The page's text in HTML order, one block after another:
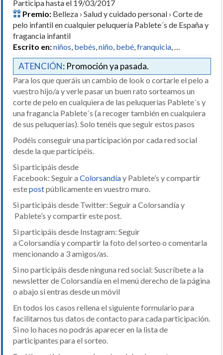
Participa hasta el 19/03/2017
Premio: Belleza › Salud y cuidado personal › Corte de
pelo infantil en cualquier peluquería Pablete´s de España y
fragancia infantil
Escrito en:niños, bebés,niño, bebé,franquicia, …
ATENCIÓN: Promoción ya pasada.
Para los que queráis un cambio de look o cortarle el pelo a
vuestro hijo/a y verle pasar un buen rato sorteamos un
corte de pelo en cualquiera de las peluquerías Pablete´s y
una fragancia Pablete´s (a recoger también en cualquiera
de sus peluquerías). Solo tenéis que seguir estos pasos
Podéis conseguir una participación por cada red social
desde la que participéis.
Si participáis desde
Facebook: Seguir a Colorsandíay Pablete’s y compartir
estepostpúblicamente en vuestro muro.
Si participáis desde Twitter: Seguir a Colorsandía y
Pablete’s y compartir este post.
Si participáis desde Instagram: Seguir
a Colorsandía y compartir la foto del sorteo o comentarla
mencionando a 3 amigos/as.
Si no participáis desde ninguna red social: Suscríbete a la
newsletter de Colorsandía en el menú derecho de la página
o abajo si entras desde un móvil
En todos los casos rellena el siguiente formulario para
facilitarnos tus datos de contacto para cada participación.
Si no lo haces no podrás aparecer en la lista de
participantes para el sorteo.